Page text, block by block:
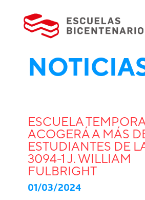
ESCUELA
ACOGERÁ A MÁS
ESTUDIANTES DE
3094-1 J. WILLIAM
FULBRIGHT
01/03/2024